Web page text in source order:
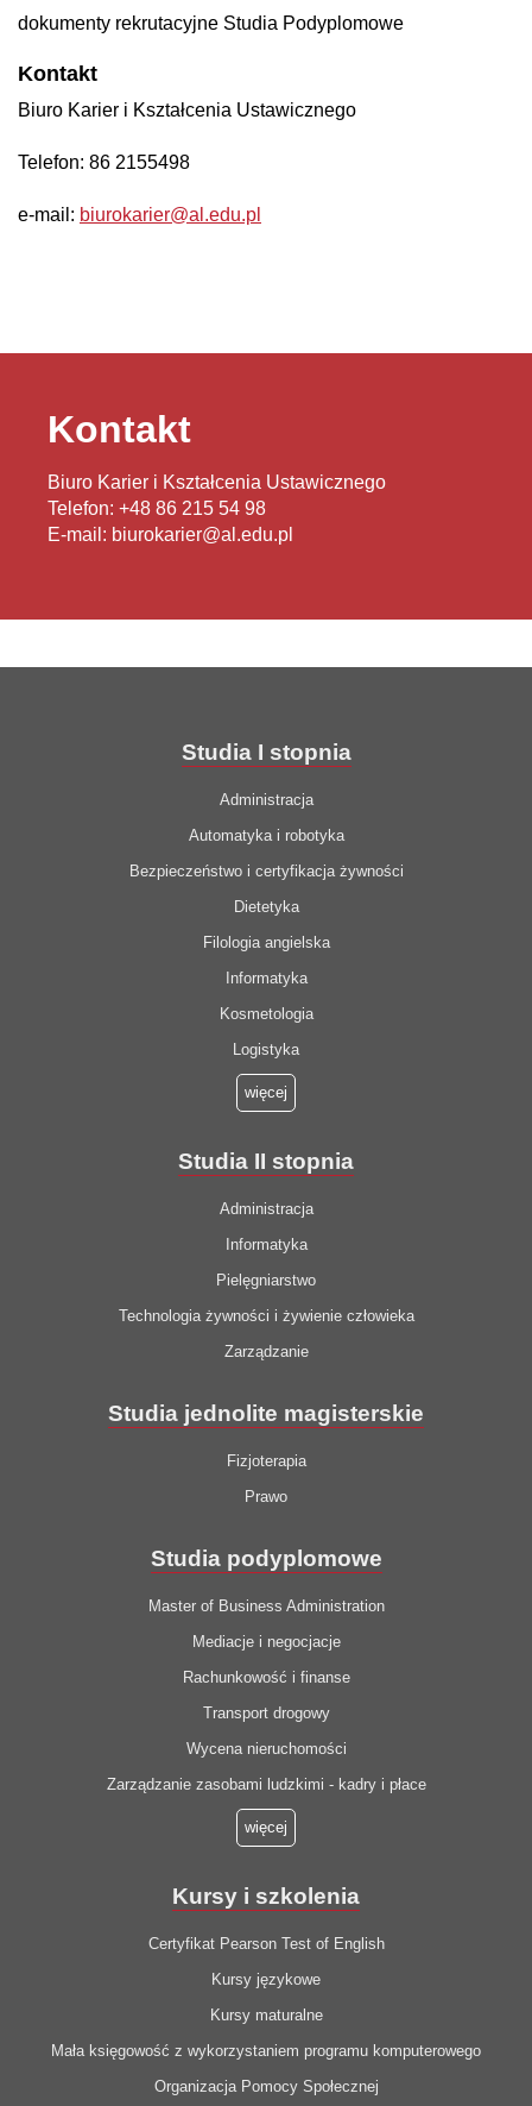
dokumenty rekrutacyjne Studia Podyplomowe
Kontakt
Biuro Karier i Kształcenia Ustawicznego
Telefon: 86 2155498
e-mail: biurokarier@al.edu.pl
Kontakt
Biuro Karier i Kształcenia Ustawicznego
Telefon: +48 86 215 54 98
E-mail: biurokarier@al.edu.pl
Studia I stopnia
Administracja
Automatyka i robotyka
Bezpieczeństwo i certyfikacja żywności
Dietetyka
Filologia angielska
Informatyka
Kosmetologia
Logistyka
więcej
Studia II stopnia
Administracja
Informatyka
Pielęgniarstwo
Technologia żywności i żywienie człowieka
Zarządzanie
Studia jednolite magisterskie
Fizjoterapia
Prawo
Studia podyplomowe
Master of Business Administration
Mediacje i negocjacje
Rachunkowość i finanse
Transport drogowy
Wycena nieruchomości
Zarządzanie zasobami ludzkimi - kadry i płace
więcej
Kursy i szkolenia
Certyfikat Pearson Test of English
Kursy językowe
Kursy maturalne
Mała księgowość z wykorzystaniem programu komputerowego
Organizacja Pomocy Społecznej